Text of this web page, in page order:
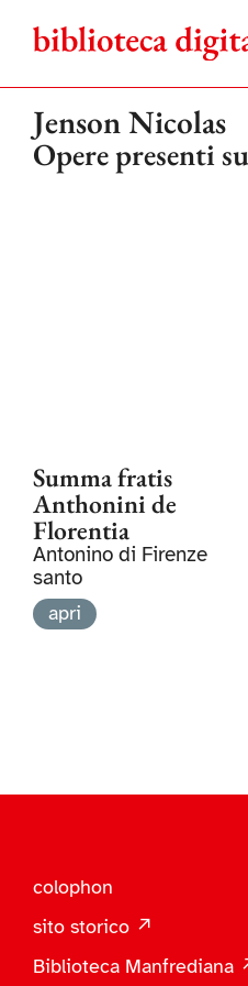
contenuto
Jenson Nicolas
Opere presenti
Summa fratis
Anthonini de
Florentia
Antonino di Firenze
santo
apri
colophon
sito storico ↗
Biblioteca Manfrediana